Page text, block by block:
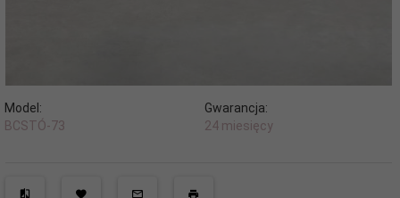
Model:
BCSTÓ-73
Gwarancja:
24 miesięcy